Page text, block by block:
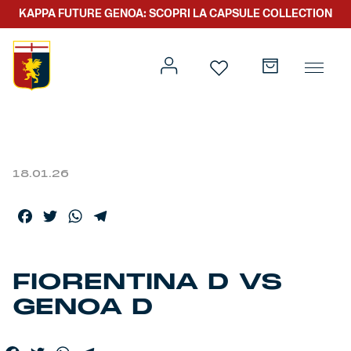
Prima squadra
Primavera
Kit gara
Kappa Futur Genoa
Kombat XXV
KAPPA FUTURE GENOA: SCOPRI LA CAPSULE COLLECTION
18.01.26
Facebook
TwitterWhatsApp
FIORENTINA D VS
GENOA D